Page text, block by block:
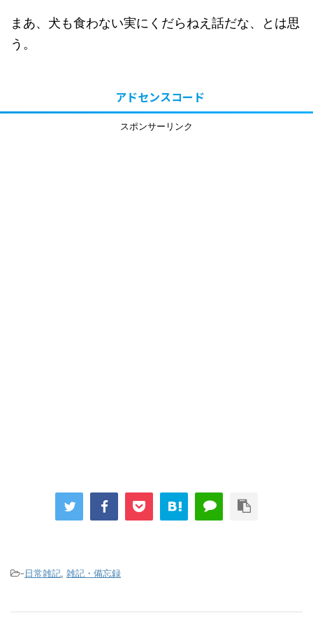
まあ、犬も食わない実にくだらねえ話だな、とは思
う。
アドセンスコード
スポンサーリンク
-日常雑記, 雑記・備忘録